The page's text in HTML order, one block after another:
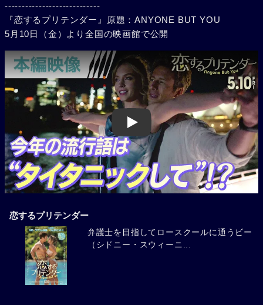
----------------------------
『恋するプリテンダー』原題：ANYONE BUT YOU
5月10日（金）より全国の映画館で公開
Play
恋するプリテンダー
弁護士を目指してロースクールに通うビー
（シドニー・スウィーニ...